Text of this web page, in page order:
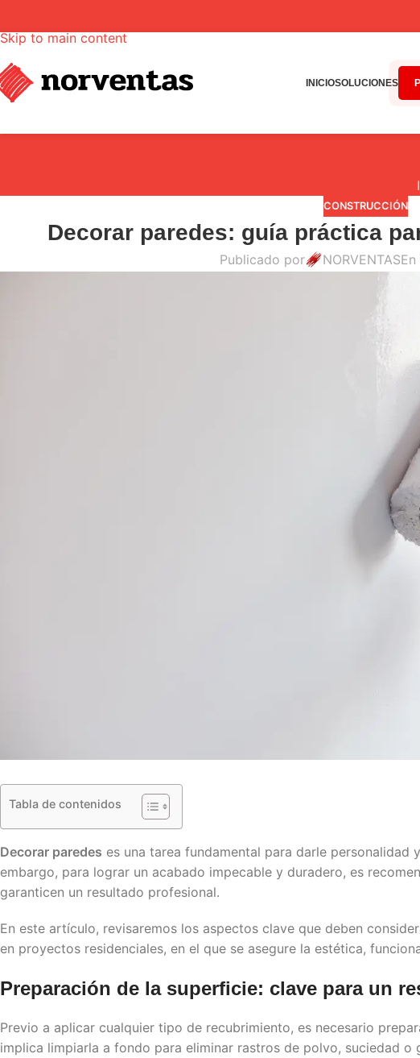
Skip to main content
INICIOSOLUCIONES
CONSTRUCCIÓN
Decorar paredes: guía práctica
Publicado por NORVENTAS
Tabla de contenidos
Decorar paredes es una tarea fundamental para darle personalidad
embargo, para lograr un acabado impecable y duradero, es
garanticen un resultado profesional.
En este artículo, revisaremos los aspectos clave que deben
en proyectos residenciales, en el que se asegure la estética,
Preparación de la superficie: clave para un
Previo a aplicar cualquier tipo de recubrimiento, es necesario
implica limpiarla a fondo para eliminar rastros de polvo, suciedad o